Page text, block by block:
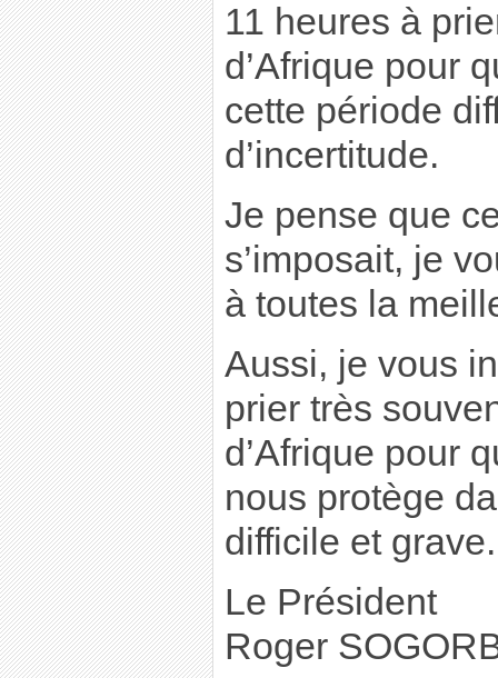
11 heures à
d’Afrique pour
cette période
d’incertitude.
Je pense que
s’imposait, je
à toutes la
Aussi, je vous
prier très
d’Afrique pour
nous protège
difficile et grave.
Le Président
Roger